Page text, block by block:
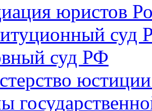
юристов
суд
суд РФ